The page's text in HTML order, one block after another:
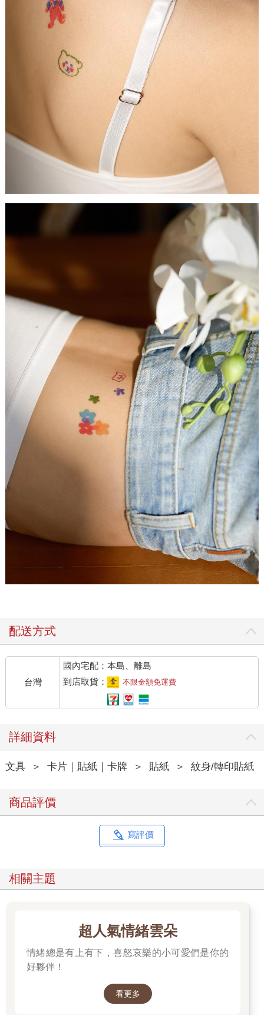
配送方式
台灣
國內宅配：本島、離島
到店取貨：
不限金額免運費
詳細資料
文具 ＞ 卡片｜貼紙｜卡牌 ＞ 貼紙 ＞ 紋身/轉印貼紙
商品評價
寫評價
相關主題
超人氣情緒雲朵
情緒總是有上有下，喜怒哀樂的小可愛們是你的
好夥伴！
看更多